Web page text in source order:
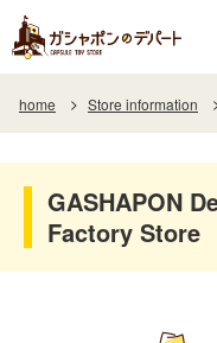
home Store information
GASHAPON
Factory Store